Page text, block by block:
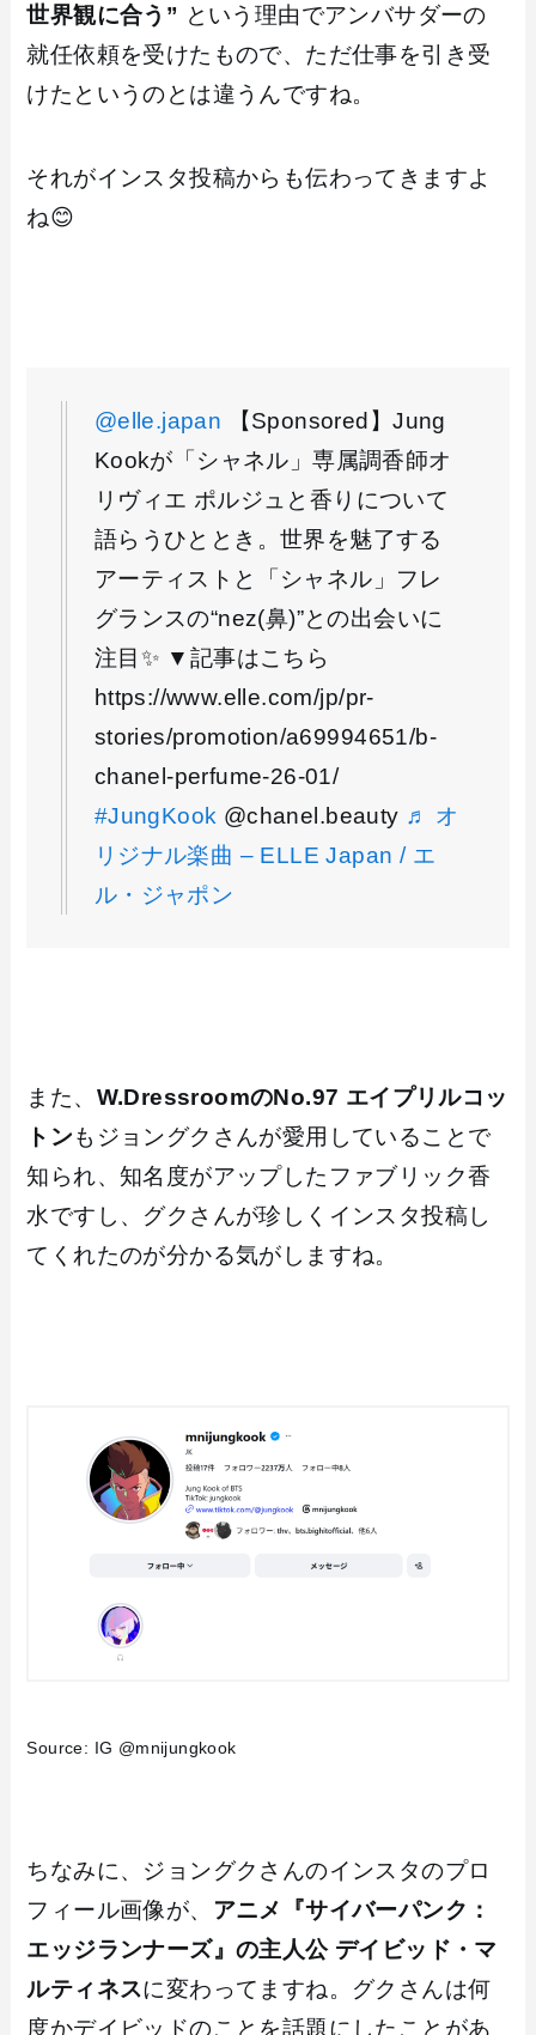
世界観に合う” という理由でアンバサダーの
就任依頼を受けたもので、ただ仕事を引き受
けたというのとは違うんですね。
それがインスタ投稿からも伝わってきますよ
ね😊
@elle.japan 【Sponsored】Jung
Kookが「シャネル」専属調香師オ
リヴィエ ポルジュと香りについて
語らうひととき。世界を魅了する
アーティストと「シャネル」フレ
グランスの“nez(鼻)”との出会いに
注目✨ ▼記事はこちら
https://www.elle.com/jp/pr-
stories/promotion/a69994651/b-
chanel-perfume-26-01/
#JungKook @chanel.beauty ♬ オ
リジナル楽曲 – ELLE Japan / エ
ル・ジャポン
また、 W.DressroomのNo.97 エイプリルコッ
トンもジョングクさんが愛用していることで
知られ、知名度がアップしたファブリック香
水ですし、グクさんが珍しくインスタ投稿し
てくれたのが分かる気がしますね。
Source: IG @mnijungkook
ちなみに、ジョングクさんのインスタのプロ
フィール画像が、
アニメ『サイバーパンク：
エッジランナーズ』の主人公 デイビッド・マ
ルティネスに変わってますね。グクさんは何
度かデイビッドのことを話題にしたことがあ